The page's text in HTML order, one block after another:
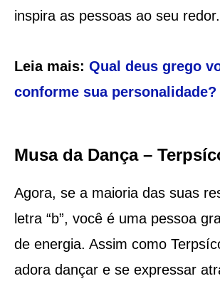
inspira as pessoas ao seu redor.
Leia mais: Qual deus grego
conforme sua
Musa da Dança –
Agora, se a maioria das suas
letra “b”, você é uma pessoa
de energia. Assim como
adora dançar e se expressar